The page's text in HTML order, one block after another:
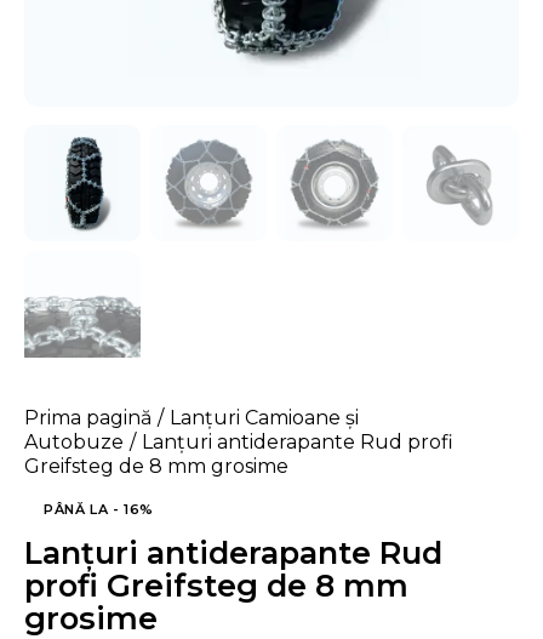
Prima pagină
Lanțuri Camioane și
Autobuze
Lanțuri antiderapante Rud profi
Greifsteg de 8 mm grosime
PÂNĂ LA- 16%
Lanțuri antiderapante Rud
profi Greifsteg de 8 mm
grosime